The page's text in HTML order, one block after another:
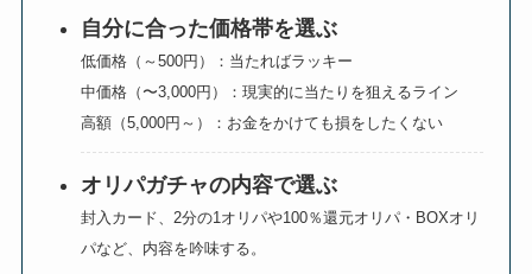
自分に合った価格帯を選ぶ
低価格（～500円）：当たればラッキー
中価格（〜3,000円）：現実的に当たりを狙えるライン
高額（5,000円～）：お金をかけても損をしたくない
オリパガチャの内容で選ぶ
封入カード、2分の1オリパや100％還元オリパ・BOXオリ
パなど、内容を吟味する。